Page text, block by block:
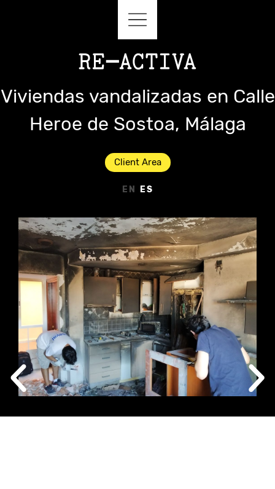
Viviendas vandalizadas en Calle
Heroe de Sostoa, Málaga
Client Area
EN ES